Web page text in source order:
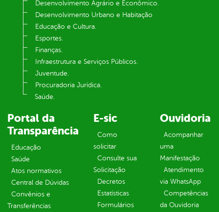
Desenvolvimento Agrário e Econômico.
Desenvolvimento Urbano e Habitação
Educação e Cultura.
Esportes.
Finanças.
Infraestrutura e Serviços Públicos.
Juventude.
Procuradoria Jurídica.
Saúde.
Portal da
Transparência
Educação
Saúde
Atos normativos
Central de Dúvidas
Convênios e
Transferências
E-sic
Como
solicitar
Consulte sua
Solicitação
Decretos
Estatísticas
Formulários
Ouvidoria
Acompanhar
uma
Manifestação
Atendimento
via WhatsApp
Competências
da Ouvidoria